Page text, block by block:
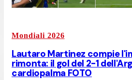
Mondiali 2026
Lautaro Martinez compie
rimonta: il gol del 2-1
cardiopalma FOTO